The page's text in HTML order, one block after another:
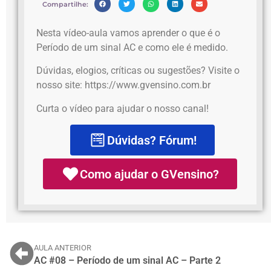
Compartilhe:
Nesta vídeo-aula vamos aprender o que é o
Período de um sinal AC e como ele é medido.
Dúvidas, elogios, críticas ou sugestões? Visite o
nosso site: https://www.gvensino.com.br
Curta o vídeo para ajudar o nosso canal!
Dúvidas? Fórum!
Como ajudar o GVensino?
AULA ANTERIOR
AC #08 – Período de um sinal AC – Parte 2